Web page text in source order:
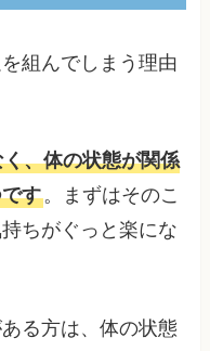
組んでしまう理由
、体の状態が関係
す。まずはそのこ
ちがぐっと楽にな
る方は、体の状態